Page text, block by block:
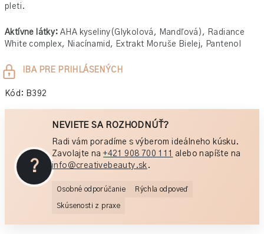
pleti.
Aktívne látky: AHA kyseliny(Glykolová, Mandľová), Radiance
White complex, Niacínamid, Extrakt Moruše Bielej, Pantenol
Jednotková
cena:
IBA PRE PRIHLÁSENÝCH
Kód: B392
?
NEVIETE SA ROZHODNÚŤ?
Radi vám poradíme s výberom ideálneho kúsku.
Zavolajte na+421 908 700 111
alebo napíšte na
info@creativebeauty.sk .
Osobné odporúčanie Rýchla odpoveď
Skúsenosti z praxe